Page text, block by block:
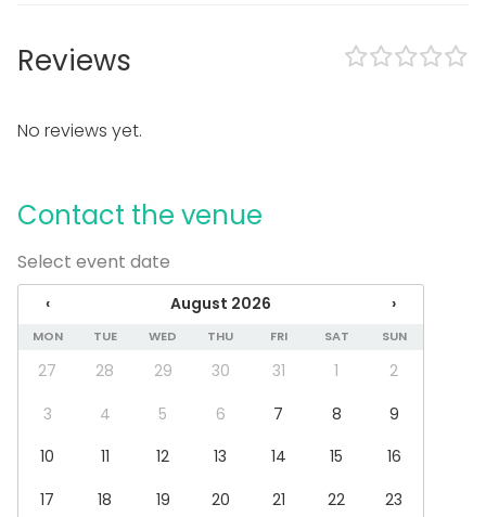
No separate venue rent
Can bring a band
Equipment
Whiteboard / Flip chart
Note-taking material
Event types
Party
Dinner / Lunch
Meeting
Christmas Party
Company Party
Team building / Recreation
Reviews
No reviews yet.
Contact the venue
Select event date
‹ August 2026 ›
MON TUE WED THU FRI SAT SUN
27 28 29 30 31 1
2
3
4 5 6 7 8
9
10
11 12 13 14 15
16
17
18 19 20 21 22
23